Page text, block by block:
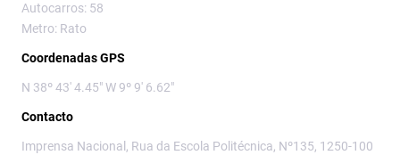
Autocarros: 58
Metro: Rato
Coordenadas GPS
N 38º 43' 4.45" W 9º 9' 6.62"
Contacto
Imprensa Nacional, Rua da Escola Politécnica, Nº135, 1250-100